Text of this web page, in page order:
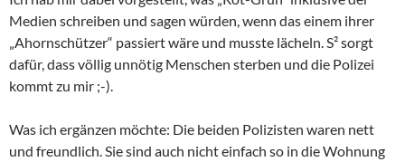
Medien schreiben und sagen würden, wenn das einem ihrer
„Ahornschützer“ passiert wäre und musste lächeln. S² sorgt
dafür, dass völlig unnötig Menschen sterben und die Polizei
kommt zu mir ;-).
Was ich ergänzen möchte: Die beiden Polizisten waren nett
und freundlich. Sie sind auch nicht einfach so in die Wohnung